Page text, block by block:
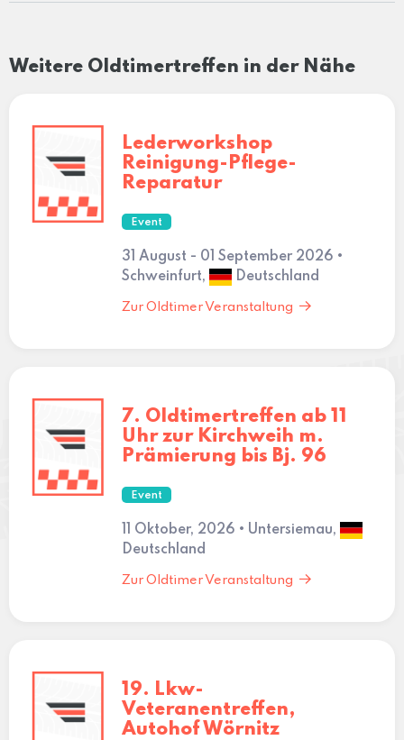
Weitere Oldtimertreffen in der Nähe
Lederworkshop
Reinigung-Pflege-
Reparatur
Event
31 August - 01 September 2026 •
Schweinfurt,
Deutschland
Zur Oldtimer Veranstaltung
7. Oldtimertreffen ab 11
Uhr zur Kirchweih m.
Prämierung bis Bj. 96
Event
11 Oktober, 2026 • Untersiemau,
Deutschland
Zur Oldtimer Veranstaltung
19. Lkw-
Veteranentreffen,
Autohof Wörnitz